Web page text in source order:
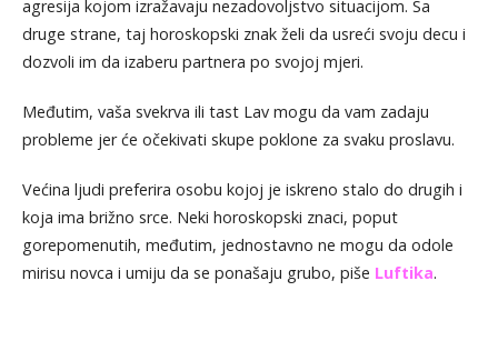
agresija kojom izražavaju nezadovoljstvo situacijom. Sa
druge strane, taj horoskopski znak želi da usreći svoju decu i
dozvoli im da izaberu partnera po svojoj mjeri.
Međutim, vaša svekrva ili tast Lav mogu da vam zadaju
probleme jer će očekivati skupe poklone za svaku proslavu.
Većina ljudi preferira osobu kojoj je iskreno stalo do drugih i
koja ima brižno srce. Neki horoskopski znaci, poput
gorepomenutih, međutim, jednostavno ne mogu da odole
mirisu novca i umiju da se ponašaju grubo, piše Luftika.